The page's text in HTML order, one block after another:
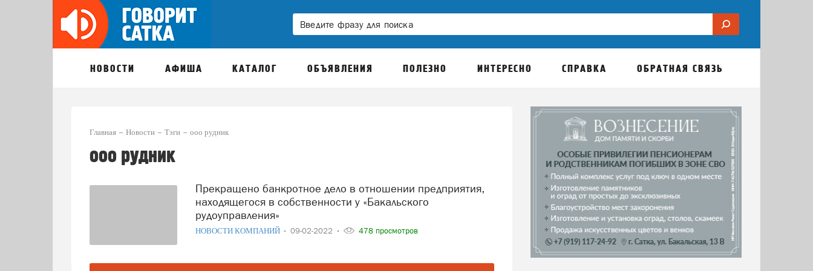
НОВОСТИ АФИША КАТАЛОГ ОБЪЯВЛЕНИЯ ПОЛЕЗНО ИНТЕРЕСНО СПРАВКА ОБРАТНАЯ СВЯЗЬ
Главная Новости Тэги ооо рудник
ооо рудник
Прекращено банкротное дело в отношении предприятия,
находящегося в собственности у «Бакальского
рудоуправления»
НОВОСТИ КОМПАНИЙ 09-02-2022 478 просмотров